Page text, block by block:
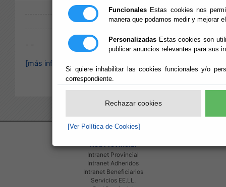
Funcionales Estas cookies nos
manera que podamos medir y mejorar
Personalizadas Estas cookies son
publicar anuncios relevantes para sus
Si quiere inhabilitar las cookies funcionales y/o
correspondiente.
Rechazar cookies
[Ver Política de Cookies]
- -
Publicado:
[más información]
Red Provincial
Intranet Provincial
Intranet Adheridos
Intranet Beneficiarios
Servicios EE.LL.